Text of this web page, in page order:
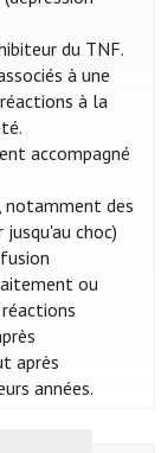
du TNF.
à une
à la
accompagné
notamment des
choc)
ou
après
années.